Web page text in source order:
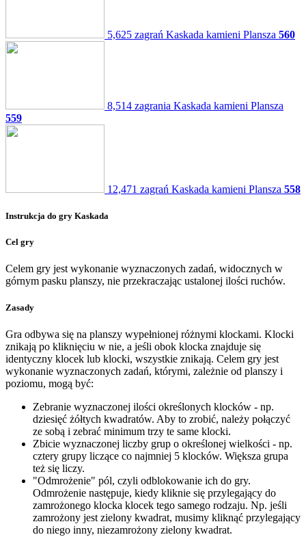
5,625 zagrań Kaskada kamieni Plansza 560
8,514 zagrania Kaskada kamieni Plansza
559
12,471 zagrań Kaskada kamieni Plansza 558
Instrukcja do gry Kaskada
Cel gry
Celem gry jest wykonanie wyznaczonych zadań, widocznych w
górnym pasku planszy, nie przekraczając ustalonej ilości ruchów.
Zasady
Gra odbywa się na planszy wypełnionej różnymi klockami. Klocki
znikają po kliknięciu w nie, a jeśli obok klocka znajduje się
identyczny klocek lub klocki, wszystkie znikają. Celem gry jest
wykonanie wyznaczonych zadań, którymi, zależnie od planszy i
poziomu, mogą być:
Zebranie wyznaczonej ilości określonych klocków - np.
dziesięć żółtych kwadratów. Aby to zrobić, należy połączyć
ze sobą i zebrać minimum trzy te same klocki.
Zbicie wyznaczonej liczby grup o określonej wielkości - np.
cztery grupy liczące co najmniej 5 klocków. Większa grupa
też się liczy.
"Odmrożenie" pól, czyli odblokowanie ich do gry.
Odmrożenie następuje, kiedy kliknie się przylegający do
zamrożonego klocka klocek tego samego rodzaju. Np. jeśli
zamrożony jest zielony kwadrat, musimy kliknąć przylegający
do niego inny, niezamrożony zielony kwadrat.